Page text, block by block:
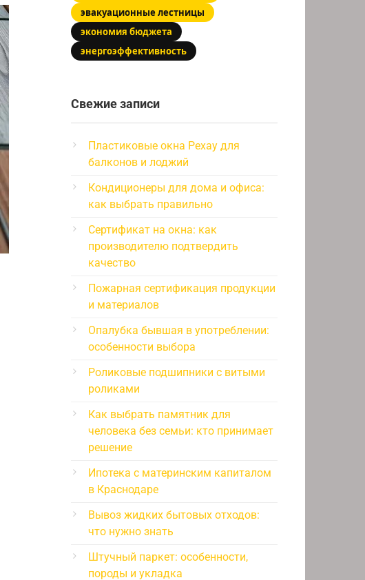
эвакуационные лестницы
экономия бюджета
энергоэффективность
Свежие записи
Пластиковые окна Рехау для
балконов и лоджий
Кондиционеры для дома и офиса:
как выбрать правильно
Сертификат на окна: как
производителю подтвердить
качество
Пожарная сертификация продукции
и материалов
Опалубка бывшая в употреблении:
особенности выбора
Роликовые подшипники с витыми
роликами
Как выбрать памятник для
человека без семьи: кто принимает
решение
Ипотека с материнским капиталом
в Краснодаре
Вывоз жидких бытовых отходов:
что нужно знать
Штучный паркет: особенности,
породы и укладка